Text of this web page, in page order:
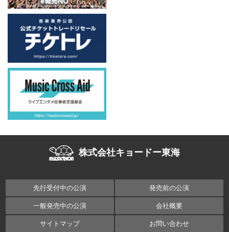
株式会社キョードー東海
先行受付中の公演 発売前の公演
一般発売中の公演 会社概要
サイトマップ お問い合わせ